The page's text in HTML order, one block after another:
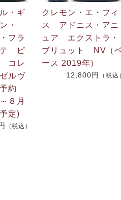
・ギ
・
フラ
テ ピ
コレ
ルヴ
約
８月
定)
（税込）
クレモン・エ・フィ
ス アドニス・アニ
ュア エクストラ・
ブリュット NV（
ース 2019年）
12,800円 （税込